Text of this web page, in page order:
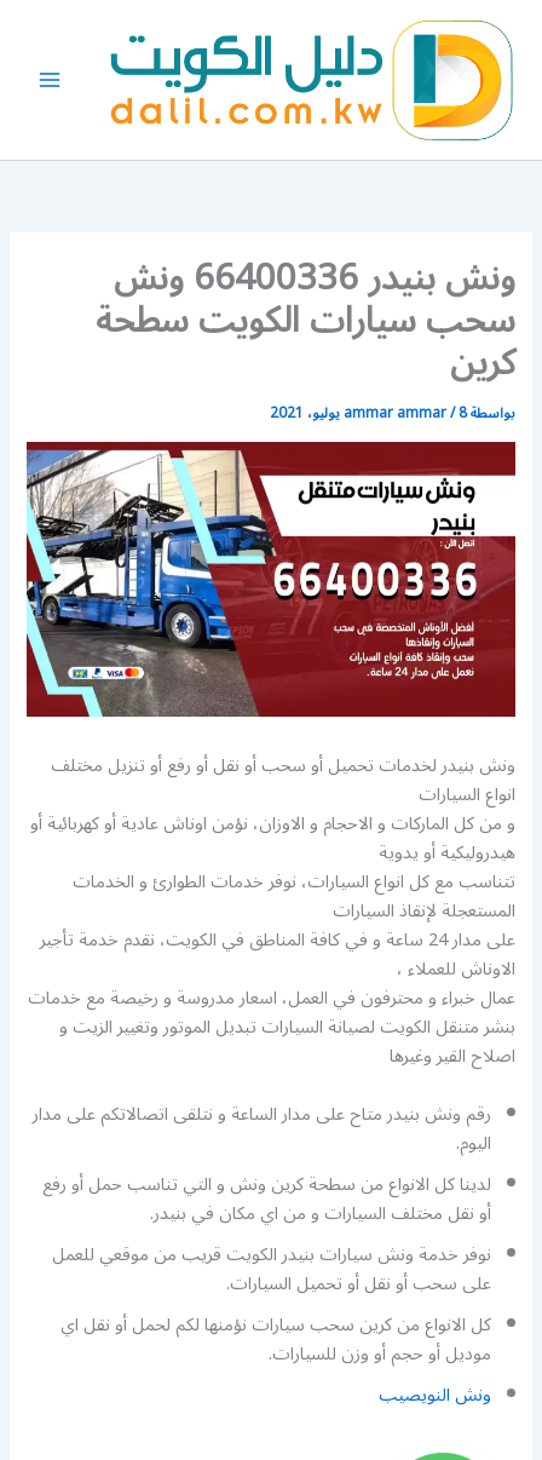
المحتوى
ونش بنيدر 66400336 ونش
سحب سيارات الكويت سطحة
كرين
بواسطة ammar ammar/8 يوليو، 2021
ونش بنيدر لخدمات تحميل أو سحب أو نقل أو رفع أو تنزيل مختلف
انواع السيارات
و من كل الماركات و الاحجام و الاوزان، نؤمن اوناش عادية أو كهربائية أو
هيدروليكية أو يدوية
تتناسب مع كل انواع السيارات، نوفر خدمات الطوارئ و الخدمات
المستعجلة لإنقاذ السيارات
على مدار 24 ساعة و في كافة المناطق في الكويت، نقدم خدمة تأجير
الاوناش للعملاء ،
عمال خبراء و محترفون في العمل، اسعار مدروسة و رخيصة مع خدمات
بنشر متنقل الكويت لصيانة السيارات تبديل الموتور وتغيير الزيت و
اصلاح القير وغيرها
رقم ونش بنيدر متاح على مدار الساعة و نتلقى اتصالاتكم على مدار
اليوم.
لدينا كل الانواع من سطحة كرين ونش و التي تناسب حمل أو رفع
أو نقل مختلف السيارات و من اي مكان في بنيدر.
نوفر خدمة ونش سيارات بنيدر الكويت قريب من موقعي للعمل
على سحب أو نقل أو تحميل السيارات.
كل الانواع من كرين سحب سيارات نؤمنها لكم لحمل أو نقل اي
موديل أو حجم أو وزن للسيارات.
ونش النويصيب